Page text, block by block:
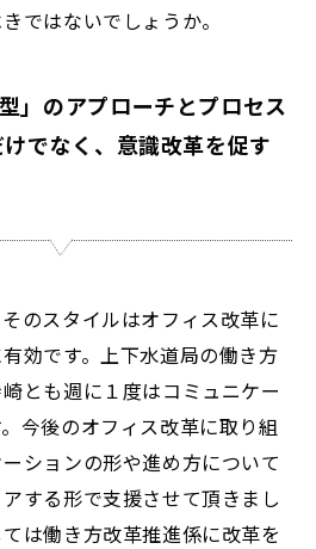
ではないでしょうか。
」のアプローチとプロセス
でなく、意識改革を促す
のスタイルはオフィス改革に
効です。上下水道局の働き方
とも週に１度はコミュニケー
今後のオフィス改革に取り組
ションの形や進め方について
する形で支援させて頂きまし
は働き方改革推進係に改革を